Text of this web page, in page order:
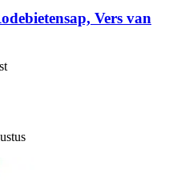
Vers van